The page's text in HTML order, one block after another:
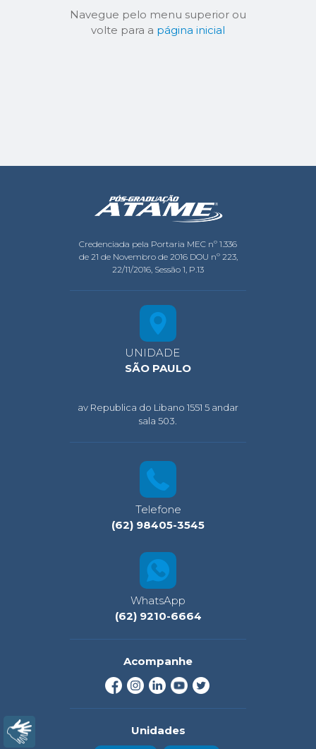
Navegue pelo menu superior ou
volte para a página inicial
Credenciada pela Portaria MEC nº 1.336
de 21 de Novembro de 2016 DOU nº 223,
22/11/2016, Sessão 1, P.13
UNIDADE
SÃO PAULO
av Republica do Libano 1551 5 andar
sala 503.
Telefone
(62) 98405-3545
WhatsApp
(62) 9210-6664
Acompanhe
Unidades